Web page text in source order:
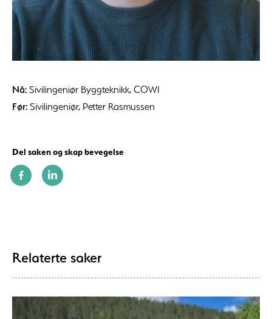
Nå: Sivilingeniør Byggteknikk, COWI
Før: Sivilingeniør, Petter Rasmussen
Del saken og skap bevegelse
Relaterte saker